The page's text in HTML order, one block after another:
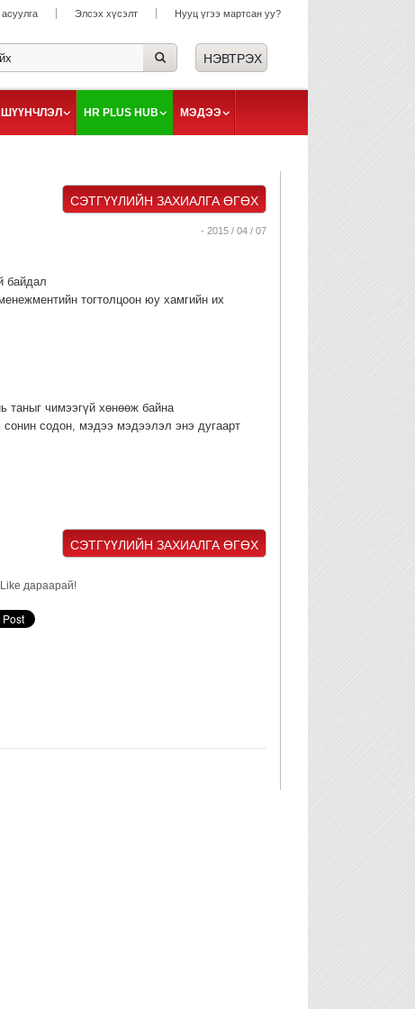
Элсэх хүсэлт Нууц үгээ мартсан уу?
HR PLUS HUB МЭДЭЭ
СЭТГҮҮЛИЙН ЗАХИАЛГА ӨГӨХ
- 2015 / 04 / 07
байдал
тогтолцоон юу хамгийн их
таныг чимээгүй хөнөөж байна
сонин содон, мэдээ мэдээлэл энэ дугаарт
СЭТГҮҮЛИЙН ЗАХИАЛГА ӨГӨХ
дараарай!